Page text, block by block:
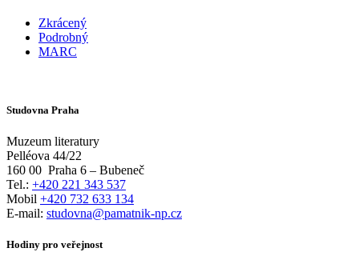
Zkrácený
Podrobný
MARC
Studovna Praha
Muzeum literatury
Pelléova 44/22
160 00 Praha 6 – Bubeneč
Tel.: +420 221 343 537
Mobil +420 732 633 134
E-mail: studovna@pamatnik-np.cz
Hodiny pro veřejnost